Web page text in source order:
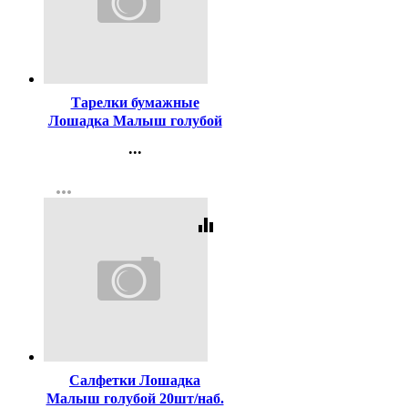
Тарелки бумажные
Лошадка Малыш голубой
...
Регистрация
more_horiz
equalizer
Салфетки Лошадка
Малыш голубой 20шт/наб.